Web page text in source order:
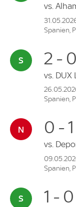
vs.
Spanien,
2 - 0
vs. DUX
Spanien,
0 - 1
vs.
Spanien,
1 - 0